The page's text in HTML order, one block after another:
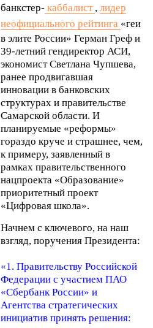
банкстер- каббалист ,лидер
неофициального рейтинга «геи
в элите России» Герман Греф и
39-летний гендиректор АСИ,
экономист Светлана Чупшева,
ранее продвигавшая
инновации в банковских
структурах и правительстве
Самарской области. И
планируемые «реформы»
гораздо круче и страшнее, чем,
к примеру, заявленный в
рамках правительственного
нацпроекта «Образование»
приоритетный проект
«Цифровая школа».
Начнем с ключевого, на наш
взгляд, поручения Президента:
«1. Правительству Российской
Федерации с участием ПАО
«Сбербанк России» и
Агентства стратегических
инициатив принять решения: